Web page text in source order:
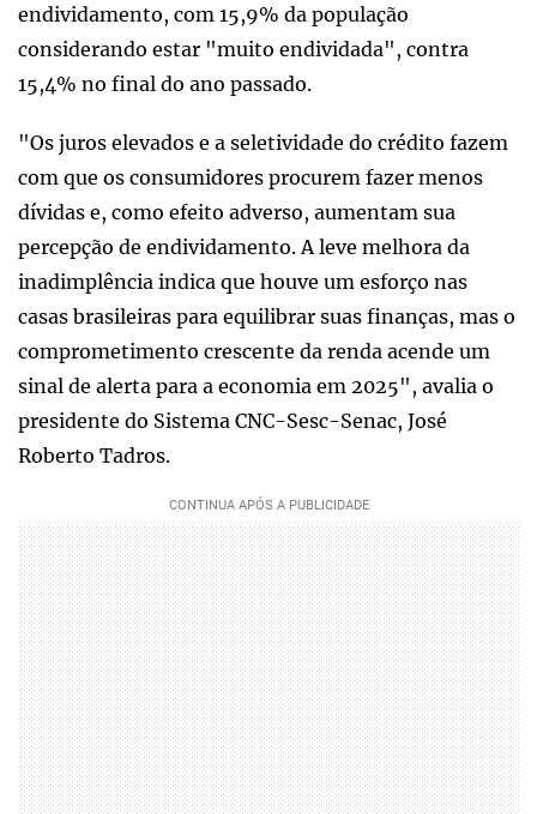
endividamento, com 15,9% da população
considerando estar "muito endividada", contra
15,4% no final do ano passado.
"Os juros elevados e a seletividade do crédito fazem
com que os consumidores procurem fazer menos
dívidas e, como efeito adverso, aumentam sua
percepção de endividamento. A leve melhora da
inadimplência indica que houve um esforço nas
casas brasileiras para equilibrar suas finanças, mas o
comprometimento crescente da renda acende um
sinal de alerta para a economia em 2025", avalia o
presidente do Sistema CNC-Sesc-Senac, José
Roberto Tadros.